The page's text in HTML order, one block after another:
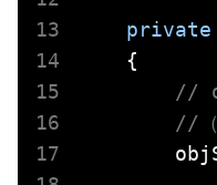
private
    {
//
//（